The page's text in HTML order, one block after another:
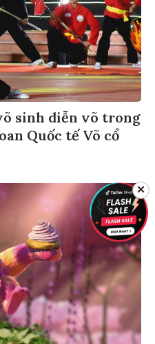
sinh diễn võ trong
Quốc tế Võ cổ
✕